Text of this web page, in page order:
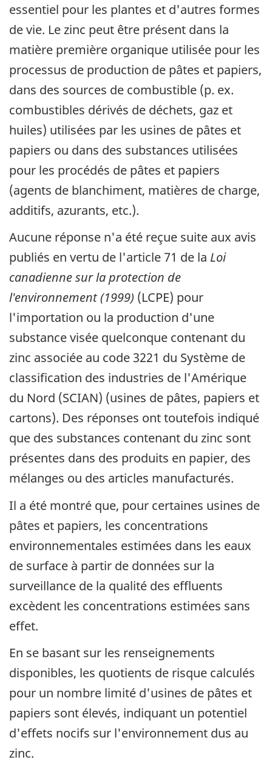
essentiel pour les plantes et d'autres formes
de vie. Le zinc peut être présent dans la
matière première organique utilisée pour les
processus de production de pâtes et papiers,
dans des sources de combustible (p. ex.
combustibles dérivés de déchets, gaz et
huiles) utilisées par les usines de pâtes et
papiers ou dans des substances utilisées
pour les procédés de pâtes et papiers
(agents de blanchiment, matières de charge,
additifs, azurants, etc.).
Aucune réponse n'a été reçue suite aux avis
publiés en vertu de l'article 71 de la Loi
canadienne sur la protection de
l'environnement (1999) (LCPE) pour
l'importation ou la production d'une
substance visée quelconque contenant du
zinc associée au code 3221 du Système de
classification des industries de l'Amérique
du Nord (SCIAN) (usines de pâtes, papiers et
cartons). Des réponses ont toutefois indiqué
que des substances contenant du zinc sont
présentes dans des produits en papier, des
mélanges ou des articles manufacturés.
Il a été montré que, pour certaines usines de
pâtes et papiers, les concentrations
environnementales estimées dans les eaux
de surface à partir de données sur la
surveillance de la qualité des effluents
excèdent les concentrations estimées sans
effet.
En se basant sur les renseignements
disponibles, les quotients de risque calculés
pour un nombre limité d'usines de pâtes et
papiers sont élevés, indiquant un potentiel
d'effets nocifs sur l'environnement dus au
zinc.